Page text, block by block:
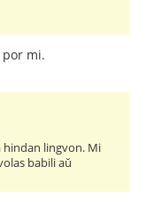
por mi.
hindan lingvon. Mi
babili aŭ